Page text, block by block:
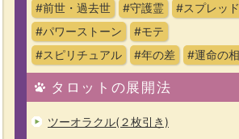
#前世・過去世
#守護霊
#スプレッド
#パワーストーン
#モテ
#スピリチュアル
#年の差 #運命の
タロットの展開法
ツーオラクル(２枚引き)